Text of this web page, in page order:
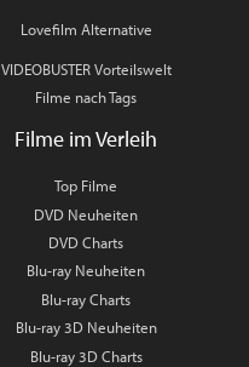
Lovefilm Alternative
VIDEOBUSTER Vorteilswelt
Filme nach Tags
Filme im Verleih
Top Filme
DVD Neuheiten
DVD Charts
Blu-ray Neuheiten
Blu-ray Charts
Blu-ray 3D Neuheiten
Blu-ray 3D Charts